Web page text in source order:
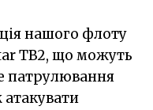
нашого флоту
TB2, що можуть
патрулювання
атакувати